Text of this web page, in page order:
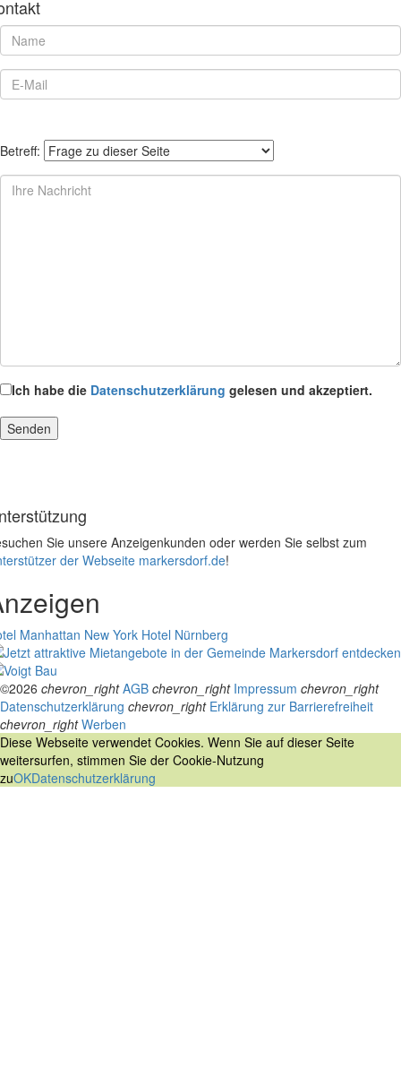
Betreff:
Ich habe die Datenschutzerklärung gelesen und akzeptiert.
Sie unsere Anzeigenkunden oder werden Sie selbst zum
der Webseite markersdorf.de!
Manhattan New York Hotel Nürnberg
©2026 chevron_right AGB chevron_right Impressum chevron_right
Datenschutzerklärung chevron_right Erklärung zur Barrierefreiheit
chevron_right Werben
Diese Webseite verwendet Cookies. Wenn Sie auf dieser Seite
weitersurfen, stimmen Sie der Cookie-Nutzung
zuOKDatenschutzerklärung